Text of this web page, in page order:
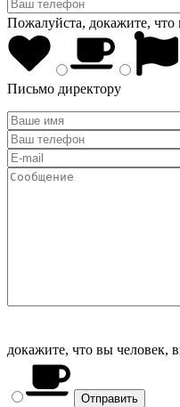
Пожалуйста, докажите, что
Письмо директору
докажите, что вы человек,